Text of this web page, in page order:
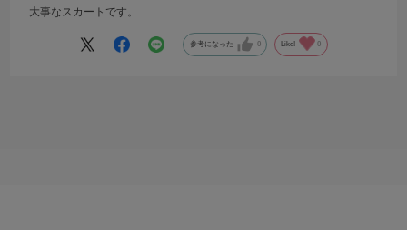
大事なスカートです。
参考になった 0 Like! 0